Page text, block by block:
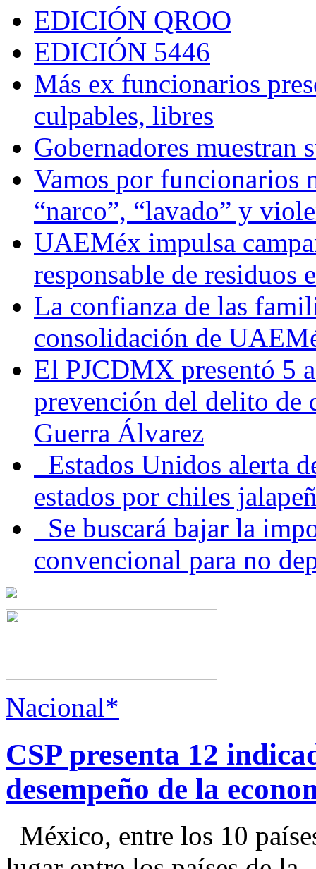
EDICIÓN QROO
EDICIÓN 5446
Más ex funcionarios
culpables, libres
Gobernadores muestran
Vamos por funcionarios
“narco”, “lavado” y
UAEMéx impulsa
responsable de residuos
La confianza de las
consolidación de
El PJCDMX presentó 5
prevención del delito de
Guerra Álvarez
Estados Unidos alerta
estados por chiles
Se buscará bajar la
convencional para no
Nacional*
CSP presenta 12
desempeño de la
México, entre los 10